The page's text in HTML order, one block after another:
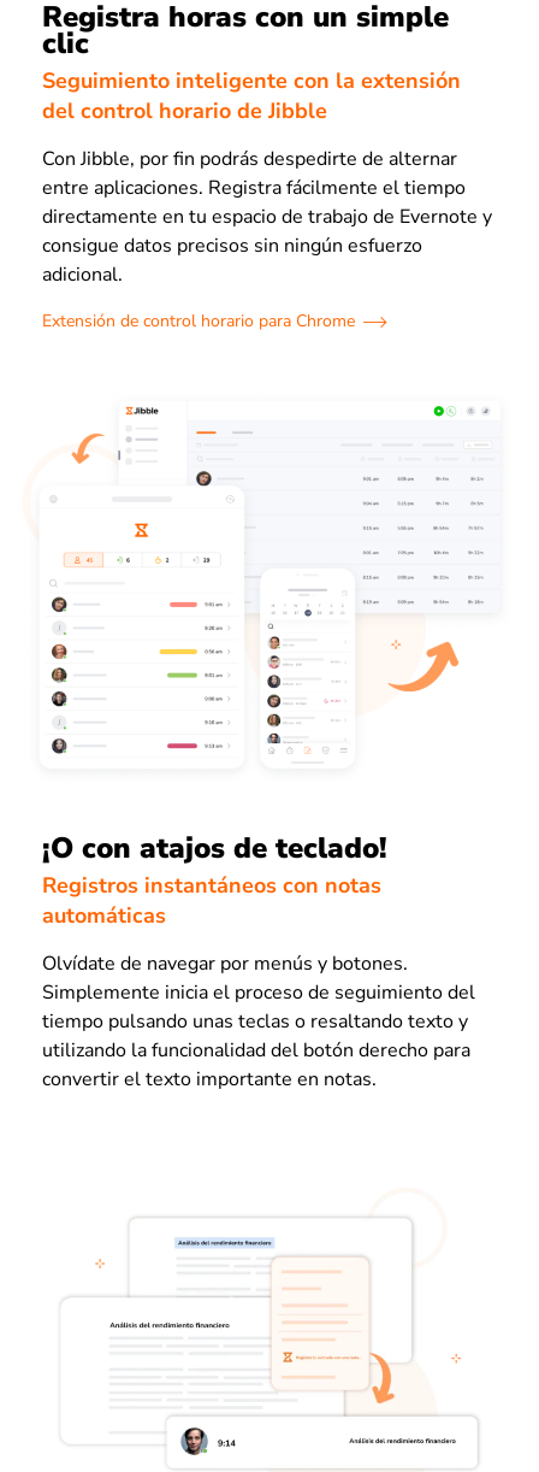
Registra horas con un simple
clic
Seguimiento inteligente con la extensión
del control horario de Jibble
Con Jibble, por fin podrás despedirte de alternar
entre aplicaciones. Registra fácilmente el tiempo
directamente en tu espacio de trabajo de Evernote y
consigue datos precisos sin ningún esfuerzo
adicional.
Extensión de control horario para Chrome
¡O con atajos de teclado!
Registros instantáneos con notas
automáticas
Olvídate de navegar por menús y botones.
Simplemente inicia el proceso de seguimiento del
tiempo pulsando unas teclas o resaltando texto y
utilizando la funcionalidad del botón derecho para
convertir el texto importante en notas.